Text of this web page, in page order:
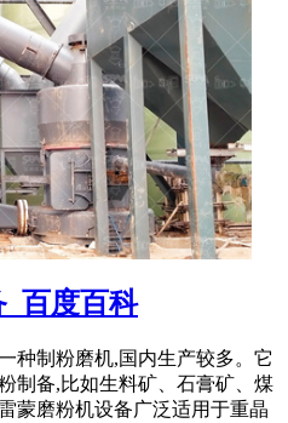
百度百科
种制粉磨机,国内生产较多。它
制备,比如生料矿、石膏矿、煤
蒙磨粉机设备广泛适用于重晶